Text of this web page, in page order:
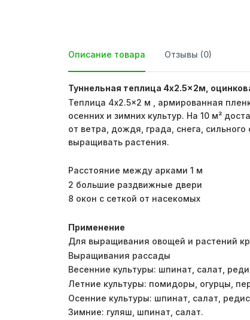
Описание товара Отзывы (0)
Туннельная теплица 4x2.5x2м,
Теплица 4x2.5x2 м , армированная
осенних и зимних культур. На 10 м²
от ветра, дождя, града, снега,
выращивать растения.
Расстояние между арками 1 м
2 большие раздвижные двери
8 окон с сеткой от насекомых
Применение
Для выращивания овощей и растений
Выращивания рассады
Весенние культуры: шпинат, салат,
Летние культуры: помидоры, огурцы,
Осенние культуры: шпинат, салат,
Зимние: гуляш, шпинат, салат.